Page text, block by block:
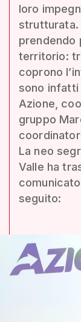
loro
strutturata.
prendendo
territorio:
coprono
sono infatti
Azione,
gruppo
La neo
Valle ha
seguito: